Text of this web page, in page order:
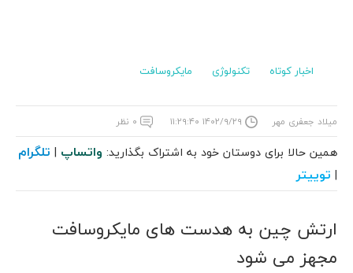
اخبار کوتاه تکنولوژی مایکروسافت
میلاد جعفری مهر ۱۴۰۲/۹/۲۹ ۱۱:۲۹:۴۰ ۰ نظر
همین حالا برای دوستان خود به اشتراک بگذارید: واتساپ | تلگرام
| توییتر
ارتش چین به هدست های مایکروسافت
مجهز می شود